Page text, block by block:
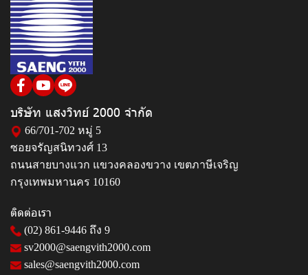
บริษัท แสงวิทย์ 2000 จำกัด
66/701-702 หมู่ 5
ซอยจรัญสนิทวงศ์ 13
ถนนสายบางแวก แขวงคลองขวาง เขตภาษีเจริญ
กรุงเทพมหานคร 10160
ติดต่อเรา
(02) 861-9446 ถึง 9
sv2000@saengvith2000.com
sales@saengvith2000.com